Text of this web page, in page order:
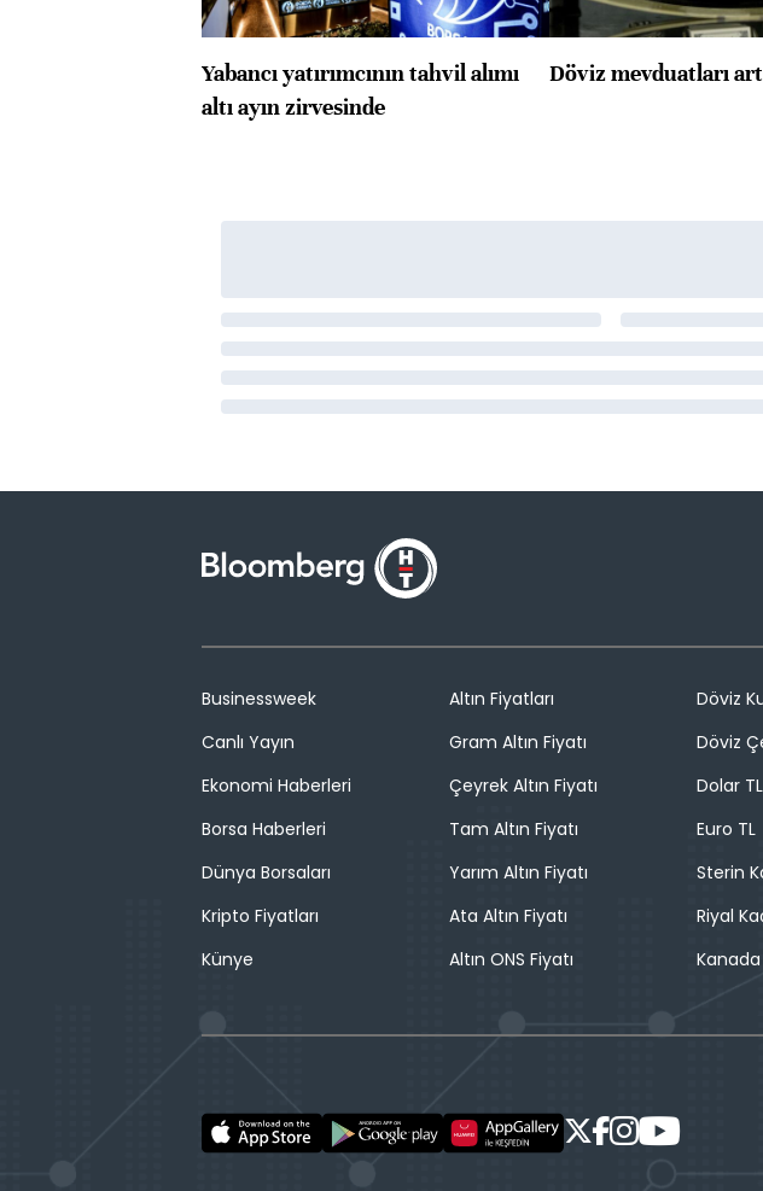
Yabancı yatırımcının tahvil alımı
altı ayın zirvesinde
Döviz mevduatları
Businessweek
Canlı Yayın
Ekonomi Haberleri
Borsa Haberleri
Dünya Borsaları
Kripto Fiyatları
Künye
Altın Fiyatları
Gram Altın Fiyatı
Çeyrek Altın Fiyatı
Tam Altın Fiyatı
Yarım Altın Fiyatı
Ata Altın Fiyatı
Altın ONS Fiyatı
Döviz
Döviz
Dolar TL
Euro TL
Sterin
Riyal
Kanada